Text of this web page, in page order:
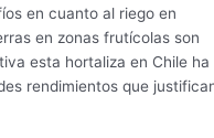
en cuanto al riego en
en zonas frutícolas son
esta hortaliza en Chile ha
rendimientos que